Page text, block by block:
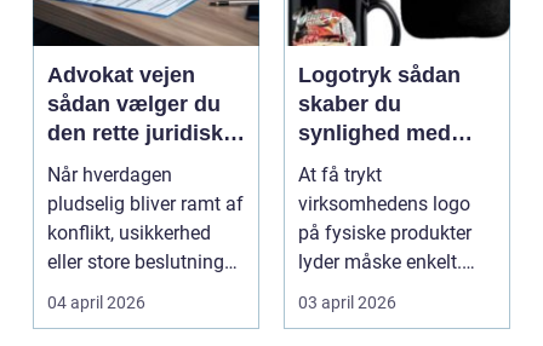
Advokat vejen
sådan vælger du
den rette juridiske
hjælp lokalt
Når hverdagen
pludselig bliver ramt af
konflikt, usikkerhed
eller store beslutninger,
kan en lokal a...
04 april 2026
Logotryk sådan
skaber du
synlighed med
simple midler
At få trykt
virksomhedens logo
på fysiske produkter
lyder måske enkelt.
Men gjort rigtigt kan
logotr...
03 april 2026